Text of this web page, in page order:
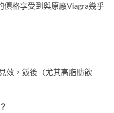
價格享受到與原廠Viagra幾乎
效，飯後（尤其高脂肪飲